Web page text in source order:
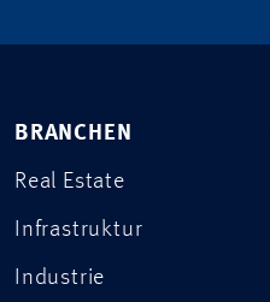
BRANCHEN
Real Estate
Infrastruktur
Industrie